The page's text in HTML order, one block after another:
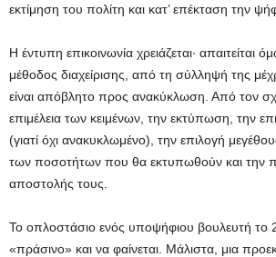
εκτίμηση του πολίτη και κατ’ επέκταση την
Η έντυπη επικοινωνία χρειάζεται∙ απαιτείται
μέθοδος διαχείρισης, από τη σύλληψή της
είναι απόβλητο προς ανακύκλωση. Από τον
επιμέλεια των κειμένων, την εκτύπωση, την
(γιατί όχι ανακυκλωμένο), την επιλογή
των ποσοτήτων που θα εκτυπωθούν και την
αποστολής τους.
Το οπλοστάσιο ενός υποψήφιου βουλευτή το
«πράσινο» και να φαίνεται. Μάλιστα, μια